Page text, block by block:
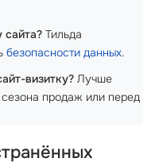
сайта? Тильда
безопасности данных.
визитку? Лучше
сезона продаж или перед